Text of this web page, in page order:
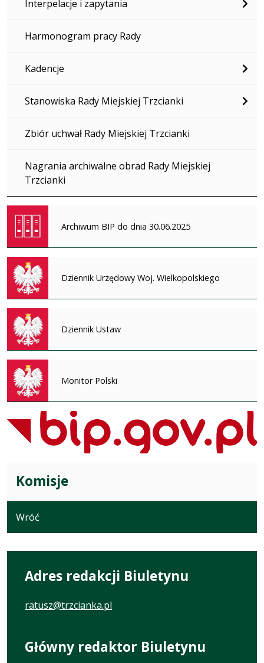
Interpelacje i zapytania
Harmonogram pracy Rady
Kadencje
Stanowiska Rady Miejskiej Trzcianki
Zbiór uchwał Rady Miejskiej Trzcianki
Nagrania archiwalne obrad Rady Miejskiej
Trzcianki
Archiwum BIP do dnia 30.06.2025
Dziennik Urzędowy Woj. Wielkopolskiego
Dziennik Ustaw
Monitor Polski
Komisje
Wróć
Adres redakcji Biuletynu
ratusz@trzcianka.pl
Główny redaktor Biuletynu